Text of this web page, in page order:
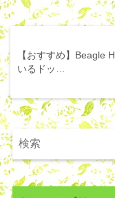
【おすすめ】Beagle
いるドッ…